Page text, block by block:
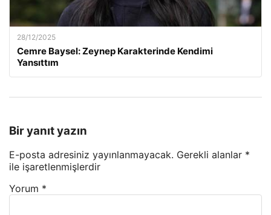
28/12/2025
Cemre Baysel: Zeynep Karakterinde Kendimi
Yansıttım
Bir yanıt yazın
E-posta adresiniz yayınlanmayacak. Gerekli alanlar *
ile işaretlenmişlerdir
Yorum *